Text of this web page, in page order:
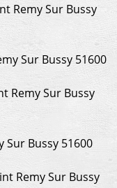
Remy Sur Bussy
Sur Bussy 51600
Remy Sur Bussy
Bussy 51600
Remy Sur Bussy